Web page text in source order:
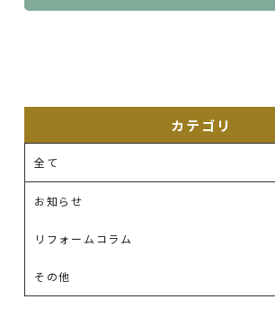
カテゴリ
全て
お知らせ
リフォームコラム
その他